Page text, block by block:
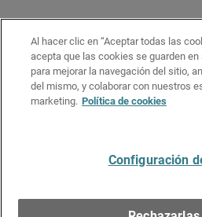
Al hacer clic en “Aceptar todas las
acepta que las cookies se guarden
para mejorar la navegación del sitio,
del mismo, y colaborar con nuestros
marketing. Política de cookies
Configuración